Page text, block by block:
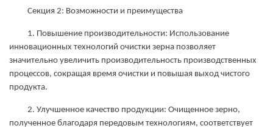
Секция 2: Возможности и преимущества
1. Повышение производительности: Использование
инновационных технологий очистки зерна позволяет
значительно увеличить производительность производственных
процессов, сокращая время очистки и повышая выход чистого
продукта.
2. Улучшенное качество продукции: Очищенное зерно,
полученное благодаря передовым технологиям, соответствует